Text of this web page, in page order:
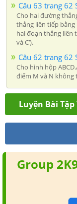
Câu 63 trang 62
Cho hai đường
thẳng liên tiếp bằng
hai đoạn thẳng liên
và C’).
Câu 62 trang 62
Cho hình hộp
điểm M và N không
Luyện Bài
Group